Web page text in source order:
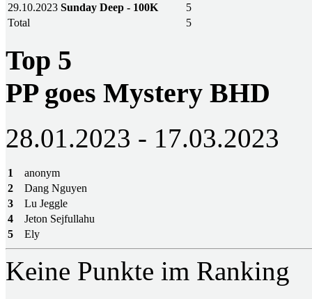
29.10.2023 Sunday Deep - 100K
5
Total
5
Top 5
PP goes Mystery BHD
28.01.2023 - 17.03.2023
1
anonym
2
Dang Nguyen
3
Lu Jeggle
4
Jeton Sejfullahu
5
Ely
Keine Punkte im Ranking